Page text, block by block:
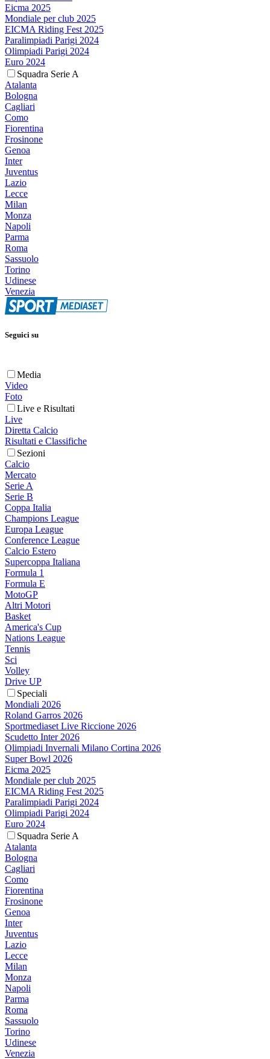
Eicma 2025
Mondiale per club 2025
EICMA Riding Fest 2025
Paralimpiadi Parigi 2024
Olimpiadi Parigi 2024
Euro 2024
Squadra Serie A
Atalanta
Bologna
Cagliari
Como
Fiorentina
Frosinone
Genoa
Inter
Juventus
Lazio
Lecce
Milan
Monza
Napoli
Parma
Roma
Sassuolo
Torino
Udinese
Venezia
Seguici su
Media
Video
Foto
Live e Risultati
Live
Diretta Calcio
Risultati e Classifiche
Sezioni
Calcio
Mercato
Serie A
Serie B
Coppa Italia
Champions League
Europa League
Conference League
Calcio Estero
Supercoppa Italiana
Formula 1
Formula E
MotoGP
Altri Motori
Basket
America's Cup
Nations League
Tennis
Sci
Volley
Drive UP
Speciali
Mondiali 2026
Roland Garros 2026
Sportmediaset Live Riccione 2026
Scudetto Inter 2026
Olimpiadi Invernali Milano Cortina 2026
Super Bowl 2026
Eicma 2025
Mondiale per club 2025
EICMA Riding Fest 2025
Paralimpiadi Parigi 2024
Olimpiadi Parigi 2024
Euro 2024
Squadra Serie A
Atalanta
Bologna
Cagliari
Como
Fiorentina
Frosinone
Genoa
Inter
Juventus
Lazio
Lecce
Milan
Monza
Napoli
Parma
Roma
Sassuolo
Torino
Udinese
Venezia